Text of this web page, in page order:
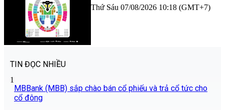
Thứ Sáu 07/08/2026 10:18 (GMT+7)
TIN ĐỌC NHIỀU
1
MBBank (MBB) sắp chào bán cổ phiếu và trả cổ tức cho
cổ đông